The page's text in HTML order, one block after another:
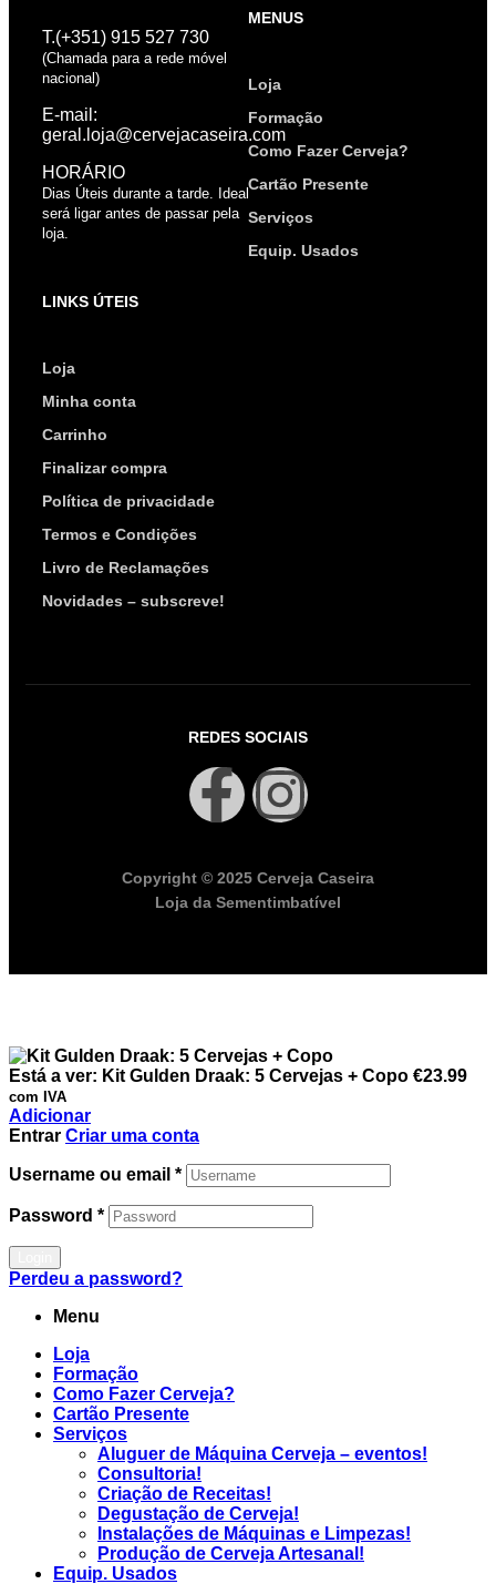
T.(+351) 915 527 730
(Chamada para a rede móvel
nacional)
E-mail:
geral.loja@cervejacaseira.com
HORÁRIO
Dias Úteis durante a tarde. Ideal
será ligar antes de passar pela
loja.
MENUS
Loja
Formação
Como Fazer Cerveja?
Cartão Presente
Serviços
Equip. Usados
LINKS ÚTEIS
Loja
Minha conta
Carrinho
Finalizar compra
Política de privacidade
Termos e Condições
Livro de Reclamações
Novidades – subscreve!
REDES SOCIAIS
Copyright © 2025 Cerveja Caseira
Loja da Sementimbatível
Está a ver: Kit Gulden Draak: 5 Cervejas + Copo €23.99
com IVA
Adicionar
Entrar Criar uma conta
Username ou email *
Password *
Perdeu a password?
Menu
Loja
Formação
Como Fazer Cerveja?
Cartão Presente
Serviços
Aluguer de Máquina Cerveja – eventos!
Consultoria!
Criação de Receitas!
Degustação de Cerveja!
Instalações de Máquinas e Limpezas!
Produção de Cerveja Artesanal!
Equip. Usados